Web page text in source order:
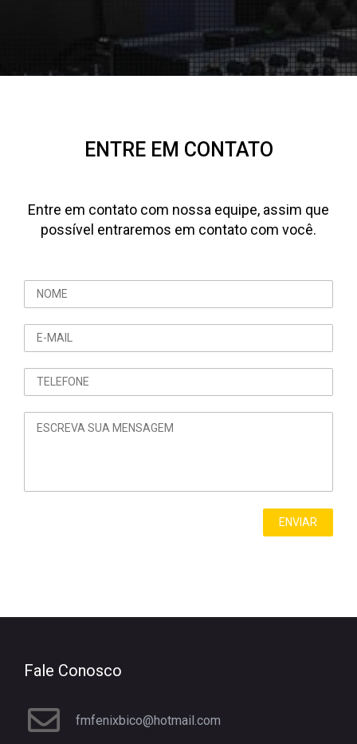
ENTRE EM CONTATO
Entre em contato com nossa equipe, assim que
possível entraremos em contato com você.
Fale Conosco
fmfenixbico@hotmail.com